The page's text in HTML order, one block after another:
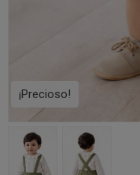
¡Precioso!